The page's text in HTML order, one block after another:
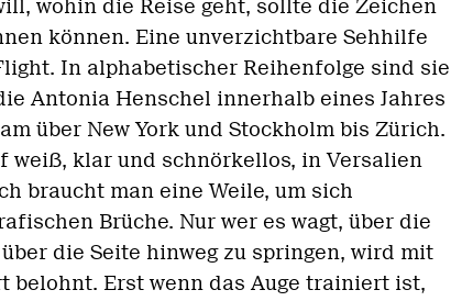
wohin die Reise geht, sollte die Zeichen
können. Eine unverzichtbare Sehhilfe
In alphabetischer Reihenfolge sind sie
Antonia Henschel innerhalb eines Jahres
über New York und Stockholm bis Zürich.
weiß, klar und schnörkellos, in Versalien
braucht man eine Weile, um sich
Brüche. Nur wer es wagt, über die
die Seite hinweg zu springen, wird mit
belohnt. Erst wenn das Auge trainiert ist,